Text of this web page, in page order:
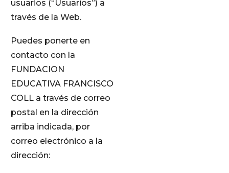
usuarios (“Usuarios”) a
través de la Web.
Puedes ponerte en
contacto con la
FUNDACION
EDUCATIVA FRANCISCO
COLL a través de correo
postal en la dirección
arriba indicada, por
correo electrónico a la
dirección: